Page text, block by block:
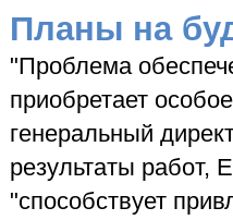
Планы на
"Проблема
приобретает
генеральный
результаты работ,
"способствует